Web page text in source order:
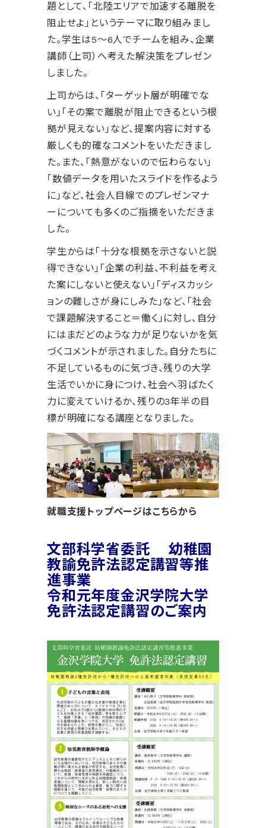
題として、「北陸エリアで加速する離脱を
阻止せよ」というテーマに取り組みまし
た。学生は5～6人でチームを組み、企業
講師（上司）へ考えた解決策をプレゼン
しました。
上司からは、「ターゲット層が明確でな
い」「その案で離脱が阻止できるという根
拠が見えない」など、提案内容に対する
厳しくも的確なコメントをいただきまし
た。また、「熱意がないので伝わらない」
「数値データを用いたスライドを作るよう
に」など、社会人目線でのプレゼンマナ
ーについても多くのご指摘をいただきま
した。
学生からは「十分な根拠を示さないと説
得できない」「企業の利益、不利益を考え
た案にしないと使えない」「ディスカッシ
ョンの難しさが身にしみた」など、「社会
で課題解決すること＝働く」に対し、自分
にはまだどのような力が足りないかを気
づくコメントが示されました。自分たちに
不足しているものに気づき、残りの大学
生活でいかに身につけ、社会へ羽ばたく
力に変えていけるか、残りの3年半の目
標が明確になる講座となりました。
就職支援トップページはこちらから
文部科学省委託 幼稚園
教諭免許法認定講習等推
進事業
令和元年度金沢学院大学
免許法認定講習のご案内